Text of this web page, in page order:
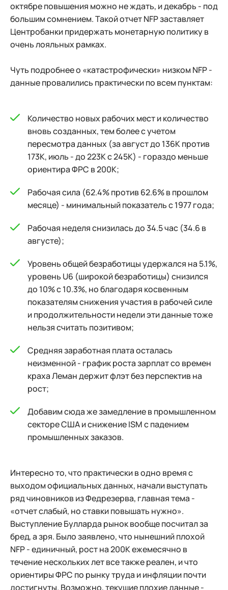
октябре повышения можно не ждать, и декабрь - под
большим сомнением. Такой отчет NFP заставляет
Центробанки придержать монетарную политику в
очень лояльных рамках.
Чуть подробнее о «катастрофически» низком NFP -
данные провалились практически по всем пунктам:
Количество новых рабочих мест и количество
вновь созданных, тем более с учетом
пересмотра данных (за август до 136К против
173К, июль - до 223К с 245К) - гораздо меньше
ориентира ФРС в 200К;
Рабочая сила (62.4% против 62.6% в прошлом
месяце) - минимальный показатель с 1977 года;
Рабочая неделя снизилась до 34.5 час (34.6 в
августе);
Уровень общей безработицы удержался на 5.1%,
уровень U6 (широкой безработицы) снизился
до 10% с 10.3%, но благодаря косвенным
показателям снижения участия в рабочей силе
и продолжительности недели эти данные тоже
нельзя считать позитивом;
Средняя заработная плата осталась
неизменной - график роста зарплат со времен
краха Леман держит флэт без перспектив на
рост;
Добавим сюда же замедление в промышленном
секторе США и снижение ISM с падением
промышленных заказов.
Интересно то, что практически в одно время с
выходом официальных данных, начали выступать
ряд чиновников из Федрезерва, главная тема -
«отчет слабый, но ставки повышать нужно».
Выступление Булларда рынок вообще посчитал за
бред, а зря. Было заявлено, что нынешний плохой
NFP - единичный, рост на 200К ежемесячно в
течение нескольких лет все также реален, и что
ориентиры ФРС по рынку труда и инфляции почти
достигнуты. Возможно, текущие плохие данные -